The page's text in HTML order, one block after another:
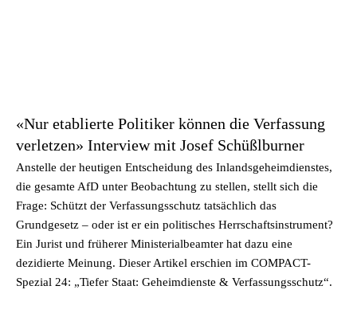
«Nur etablierte Politiker können die Verfassung
verletzen» Interview mit Josef Schüßlburner
Anstelle der heutigen Entscheidung des Inlandsgeheimdienstes,
die gesamte AfD unter Beobachtung zu stellen, stellt sich die
Frage: Schützt der Verfassungsschutz tatsächlich das
Grundgesetz – oder ist er ein politisches Herrschaftsinstrument?
Ein Jurist und früherer Ministerialbeamter hat dazu eine
dezidierte Meinung. Dieser Artikel erschien im COMPACT-
Spezial 24: „Tiefer Staat: Geheimdienste & Verfassungsschutz“.